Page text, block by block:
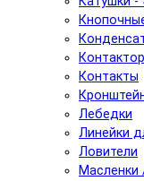
Контакты
Лебедки
Линейки
Ловители